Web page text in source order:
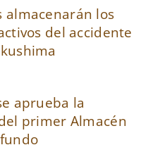
almacenarán los
del accidente
aprueba la
primer Almacén